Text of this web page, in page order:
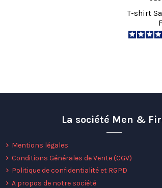
T-shirt
La société Men &
Mentions légales
Conditions Générales de Vente (CGV)
Politique de confidentialité et RGPD
A propos de notre société